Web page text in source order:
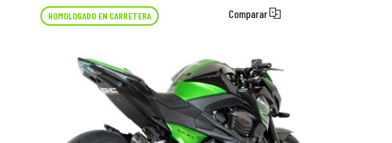
HOMOLOGADO EN CARRETERA Comparar